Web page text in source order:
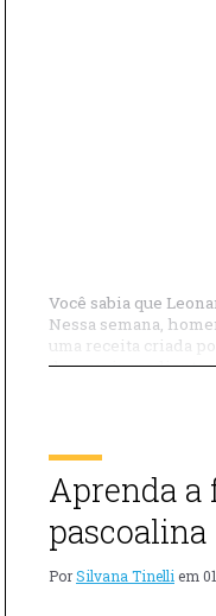
Você sabia que
Nessa semana,
uma receita criada
de seus ingredientes
vídeo e aprenda a
Aprenda a
pascoalina
PorSilvana Tinelli em